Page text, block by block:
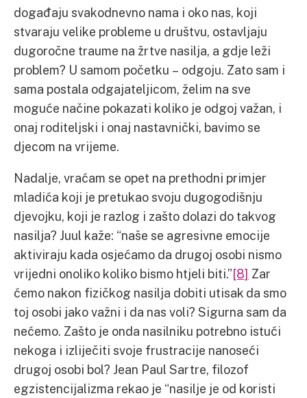
događaju svakodnevno nama i oko nas, koji
stvaraju velike probleme u društvu, ostavljaju
dugoročne traume na žrtve nasilja, a gdje leži
problem? U samom početku – odgoju. Zato sam i
sama postala odgajateljicom, želim na sve
moguće načine pokazati koliko je odgoj važan, i
onaj roditeljski i onaj nastavnički, bavimo se
djecom na vrijeme.
Nadalje, vraćam se opet na prethodni primjer
mladića koji je pretukao svoju dugogodišnju
djevojku, koji je razlog i zašto dolazi do takvog
nasilja? Juul kaže: “naše se agresivne emocije
aktiviraju kada osjećamo da drugoj osobi nismo
vrijedni onoliko koliko bismo htjeli biti.”[8] Zar
ćemo nakon fizičkog nasilja dobiti utisak da smo
toj osobi jako važni i da nas voli? Sigurna sam da
nećemo. Zašto je onda nasilniku potrebno istući
nekoga i izliječiti svoje frustracije nanoseći
drugoj osobi bol? Jean Paul Sartre, filozof
egzistencijalizma rekao je “nasilje je od koristi